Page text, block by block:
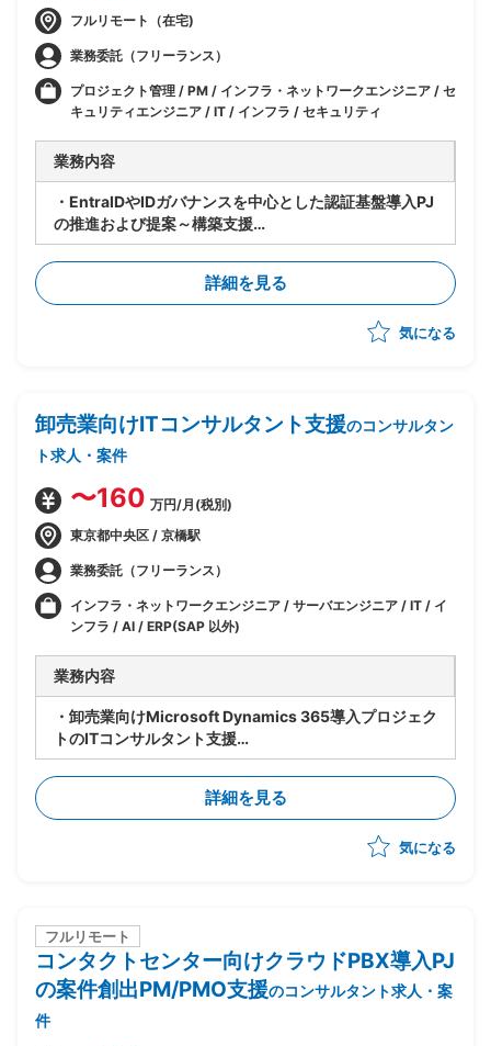
フルリモート（在宅)
業務委託（フリーランス）
プロジェクト管理 / PM / インフラ・ネットワークエンジニア / セ
キュリティエンジニア / IT / インフラ / セキュリティ
業務内容
・EntraIDやIDガバナンスを中心とした認証基盤導入PJ
の推進および提案～構築支援
・BtoEおよびサプライチェーン向け認証基盤の設計/統
合方針策定
・エンドユーザー社内向けシステムを含む認証/認可方
式の検討
・顧客とのディスカッションによる要件整理および方向
詳細を見る
気になる
卸売業向けITコンサルタント支援のコンサルタン
ト求人・案件
〜160 万円/月(税別)
東京都中央区 / 京橋駅
業務委託（フリーランス）
インフラ・ネットワークエンジニア / サーバエンジニア / IT / イ
ンフラ / AI / ERP(SAP 以外)
業務内容
・卸売業向けMicrosoft Dynamics 365導入プロジェク
トのITコンサルタント支援
・ITコンサルタントポジション
・卸売業務(仕入・販売・在庫管理等)の業務要件ヒアリ
・D365の機能要件定義および業務フロー設計支援
・M365、D365を活用したAI関連機能の提案・導入支
詳細を見る
気になる
フルリモート
コンタクトセンター向けクラウドPBX導入PJ
の案件創出PM/PMO支援のコンサルタント求人・案
件